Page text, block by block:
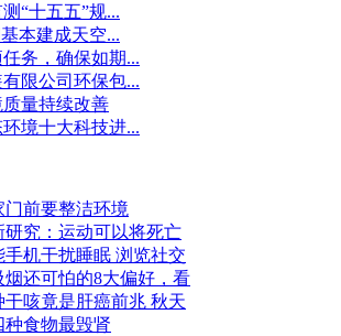
测“十五五”规...
本建成天空...
务，确保如期...
限公司环保包...
量持续改善
境十大科技进...
门前要整洁环境
研究：运动可以将死亡
手机干扰睡眠 浏览社交
烟还可怕的8大偏好，看
干咳竟是肝癌前兆 秋天
种食物最毁肾